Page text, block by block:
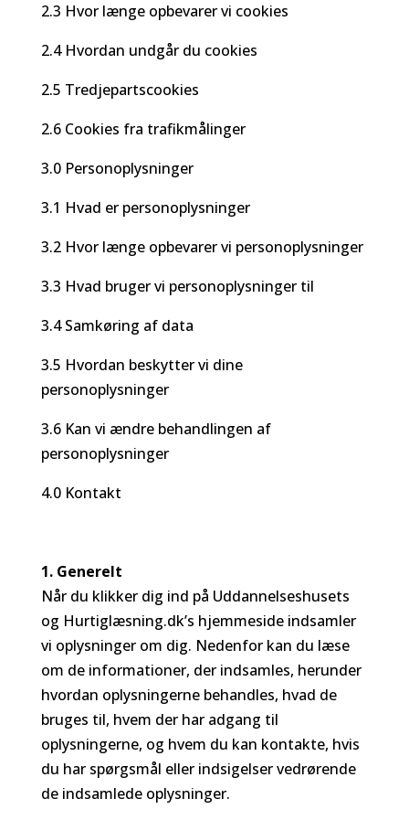
2.3 Hvor længe opbevarer vi cookies
2.4 Hvordan undgår du cookies
2.5 Tredjepartscookies
2.6 Cookies fra trafikmålinger
3.0 Personoplysninger
3.1 Hvad er personoplysninger
3.2 Hvor længe opbevarer vi personoplysninger
3.3 Hvad bruger vi personoplysninger til
3.4 Samkøring af data
3.5 Hvordan beskytter vi dine
personoplysninger
3.6 Kan vi ændre behandlingen af
personoplysninger
4.0 Kontakt
1. Generelt
Når du klikker dig ind på Uddannelseshusets
og Hurtiglæsning.dk’s hjemmeside indsamler
vi oplysninger om dig. Nedenfor kan du læse
om de informationer, der indsamles, herunder
hvordan oplysningerne behandles, hvad de
bruges til, hvem der har adgang til
oplysningerne, og hvem du kan kontakte, hvis
du har spørgsmål eller indsigelser vedrørende
de indsamlede oplysninger.